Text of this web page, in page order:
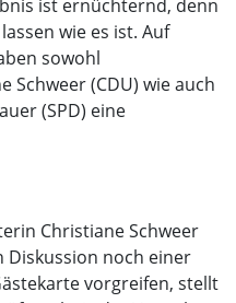
ist ernüchternd, denn
wie es ist. Auf
sowohl
(CDU) wie auch
(SPD) eine
Christiane Schweer
Diskussion noch einer
vorgreifen, stellt